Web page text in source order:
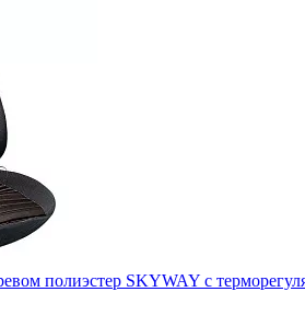
полиэстер SKYWAY с